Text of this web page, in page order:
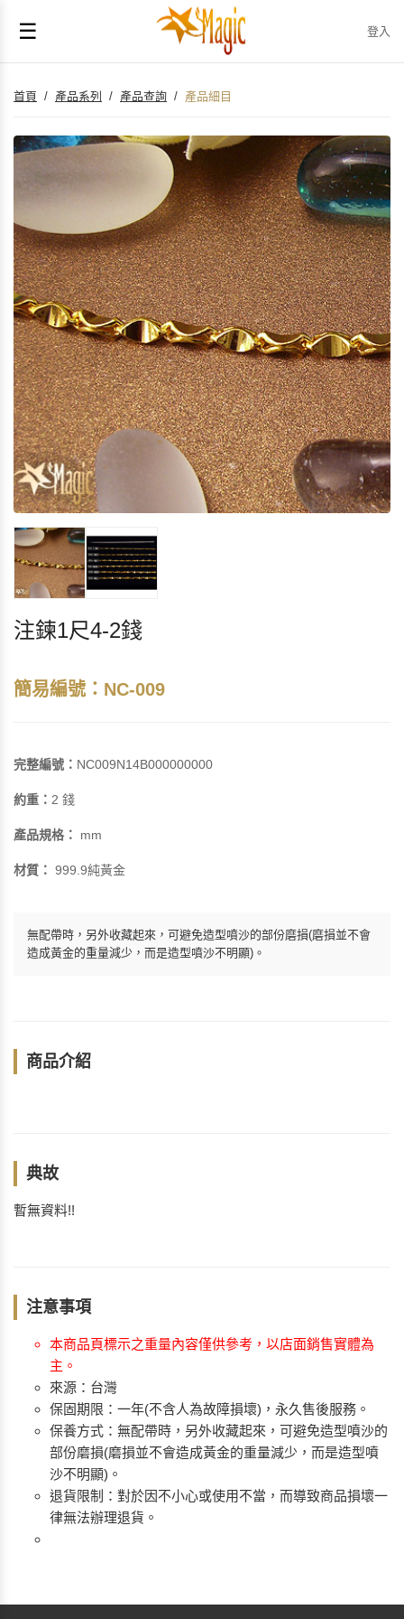
☰ 登入
首頁 / 產品系列 / 產品查詢 / 產品細目
注鍊1尺4-2錢
簡易編號：NC-009
完整編號： NC009N14B000000000
約重： 2 錢
產品規格： mm
材質： 999.9純黃金
無配帶時，另外收藏起來，可避免造型噴沙的部份磨損(磨損並不會
造成黃金的重量減少，而是造型噴沙不明顯)。
商品介紹
典故
暫無資料!!
注意事項
本商品頁標示之重量內容僅供參考，以店面銷售實體為
主。
來源：台灣
保固期限：一年(不含人為故障損壞)，永久售後服務。
保養方式：無配帶時，另外收藏起來，可避免造型噴沙的
部份磨損(磨損並不會造成黃金的重量減少，而是造型噴
沙不明顯)。
退貨限制：對於因不小心或使用不當，而導致商品損壞一
律無法辦理退貨。